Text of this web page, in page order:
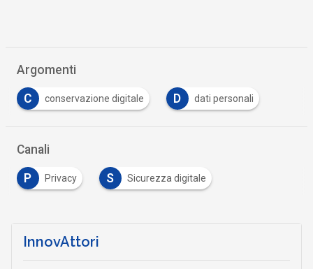
Argomenti
C conservazione digitale D dati personali
Canali
P Privacy S Sicurezza digitale
InnovAttori